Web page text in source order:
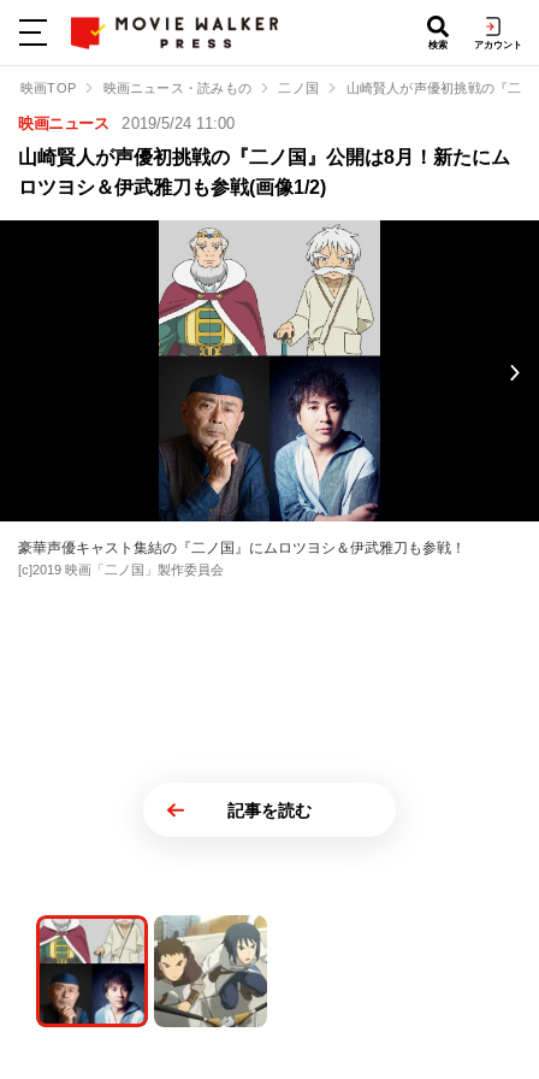
検索 アカウント
映画TOP 映画ニュース・読みもの 二ノ国 山崎賢人が声優初挑戦の『二
映画ニュース 2019/5/24 11:00
山崎賢人が声優初挑戦の『二ノ国』公開は8月！新たにム
ロツヨシ＆伊武雅刀も参戦(画像1/2)
豪華声優キャスト集結の『二ノ国』にムロツヨシ＆伊武雅刀も参戦！
[c]2019 映画「二ノ国」製作委員会
記事を読む